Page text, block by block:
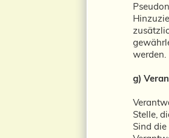
werden.
g)
Stelle,
Sind